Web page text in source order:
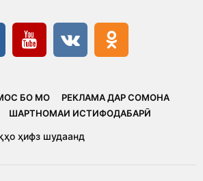
БО МО
РЕКЛАМА ДАР СОМОНА
ШАРТНОМАИ ИСТИФОДАБАРӢ
ҳифз шудаанд